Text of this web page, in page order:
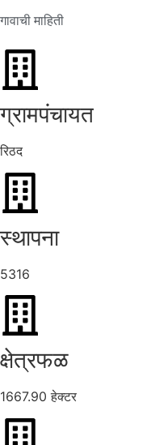
गावाची माहिती
ग्रामपंचायत
रिठद
स्थापना
5316
क्षेत्रफळ
1667.90 हेक्टर